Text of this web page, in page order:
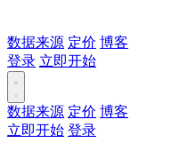
数据来源 定价 博客
登录 立即开始
数据来源 定价 博客
立即开始 登录